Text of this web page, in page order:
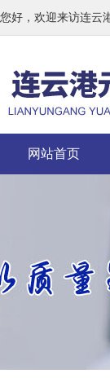
您好，欢迎来访连云
网站首页